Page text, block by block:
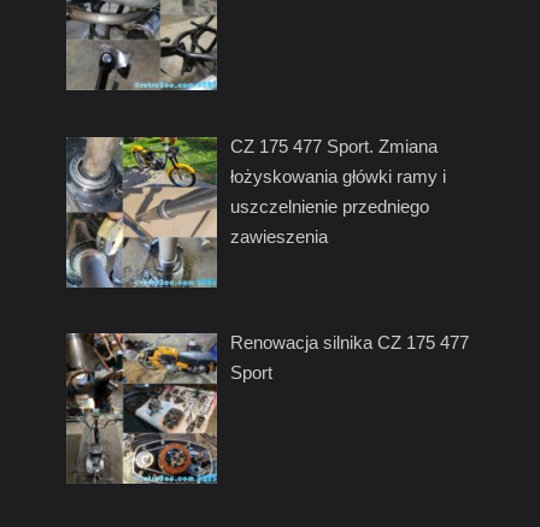
CZ 175 477 Sport. Zmiana
łożyskowania główki ramy i
uszczelnienie przedniego
zawieszenia
Renowacja silnika CZ 175 477
Sport